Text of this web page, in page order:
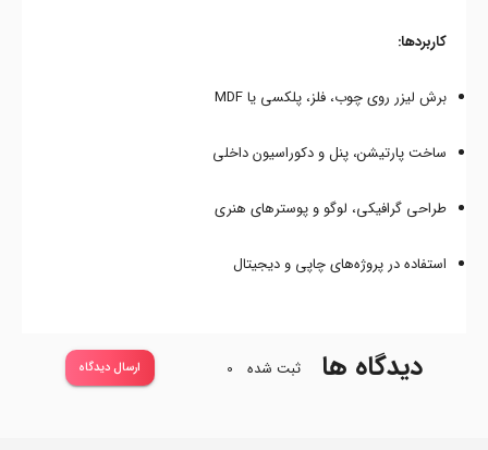
کاربردها:
برش لیزر روی چوب، فلز، پلکسی یا MDF
ساخت پارتیشن، پنل و دکوراسیون داخلی
طراحی گرافیکی، لوگو و پوسترهای هنری
استفاده در پروژه‌های چاپی و دیجیتال
دیدگاه ها ثبت شده 0 ارسال دیدگاه